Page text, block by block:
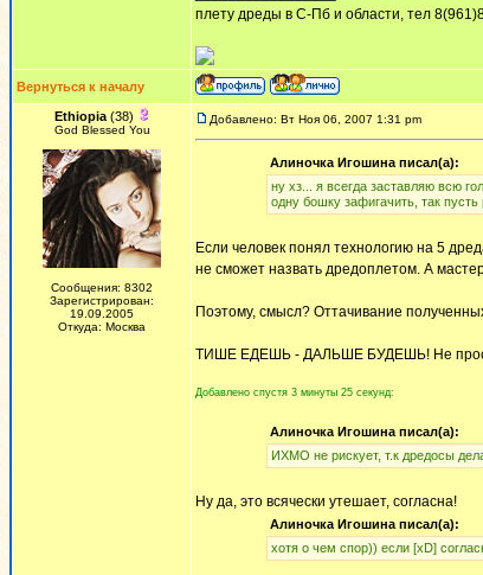
плету дреды в С-Пб и области, тел
Вернуться к началу
Ethiopia(38)
God Blessed You
Сообщения: 8302
Зарегистрирован:
19.09.2005
Откуда: Москва
Добавлено: Вт Ноя 06, 2007 1:31 pm
Алиночка Игошина писал(а):
ну хз... я всегда заставляю всю
одну бошку зафигачить, так пусть
Если человек понял технологию на 5
не сможет назвать дредоплетом. А
Поэтому, смысл? Оттачивание
ТИШЕ ЕДЕШЬ - ДАЛЬШЕ БУДЕШЬ! Не просто
Добавлено спустя 3 минуты 25 секунд:
Алиночка Игошина писал(а):
ИХМО не рискует, т.к дредосы
Ну да, это всячески утешает, согласна!
Алиночка Игошина писал(а):
хотя о чем спор)) если [xD]